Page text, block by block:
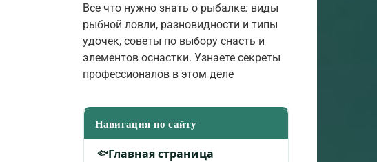
Все что нужно знать о рыбалке: виды
рыбной ловли, разновидности и типы
удочек, советы по выбору снасть и
элементов оснастки. Узнаете секреты
профессионалов в этом деле
Навигация по сайту
Главная страница